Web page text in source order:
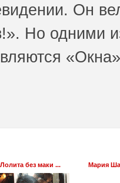
Он
Но одними
Лолита без маки ... Мария